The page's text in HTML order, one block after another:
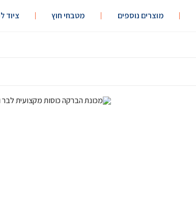
מוצרים נוספים מטבחי חוץ ציוד